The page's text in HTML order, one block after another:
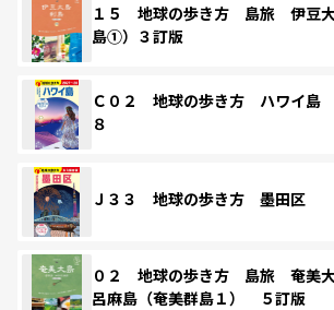
１５ 地球の歩き方 島旅 伊豆
島①）３訂版
Ｃ０２ 地球の歩き方 ハワイ島
８
Ｊ３３ 地球の歩き方 墨田区
０２ 地球の歩き方 島旅 奄美
呂麻島（奄美群島１） ５訂版